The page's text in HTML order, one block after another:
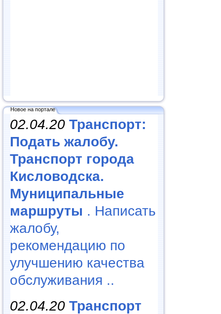
Новое на портале
02.04.20 Транспорт:
Подать жалобу.
Транспорт города
Кисловодска.
Муниципальные
маршруты . Написать
жалобу,
рекомендацию по
улучшению качества
обслуживания ..
02.04.20 Транспорт